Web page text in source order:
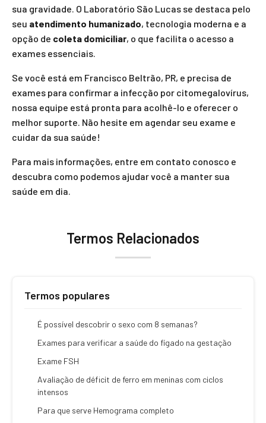
sua gravidade. O Laboratório São Lucas se destaca pelo
seu atendimento humanizado, tecnologia moderna e a
opção de coleta domiciliar, o que facilita o acesso a
exames essenciais.
Se você está em Francisco Beltrão, PR, e precisa de
exames para confirmar a infecção por citomegalovírus,
nossa equipe está pronta para acolhê-lo e oferecer o
melhor suporte. Não hesite em agendar seu exame e
cuidar da sua saúde!
Para mais informações, entre em contato conosco e
descubra como podemos ajudar você a manter sua
saúde em dia.
Termos Relacionados
Termos populares
É possível descobrir o sexo com 8 semanas?
Exames para verificar a saúde do fígado na gestação
Exame FSH
Avaliação de déficit de ferro em meninas com ciclos
intensos
Para que serve Hemograma completo